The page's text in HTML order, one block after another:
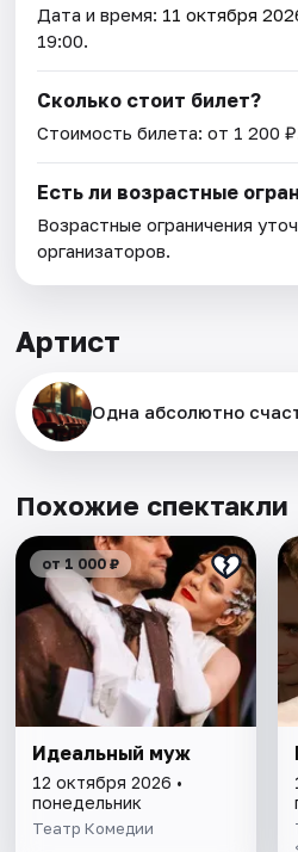
Дата и время: 11 октября
19:00.
Сколько стоит билет?
Стоимость билета: от 1 200
Есть ли возрастные
Возрастные ограничения
организаторов.
Артист
Одна абсолютно
Похожие спектакли
от 1 000 ₽
Идеальный муж
12 октября 2026 •
понедельник
Театр Комедии